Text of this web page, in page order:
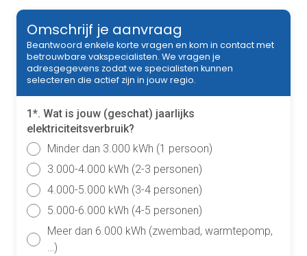
Omschrijf je aanvraag
Beantwoord enkele korte vragen en kom in contact met
betrouwbare vakspecialisten. We vragen je
adresgegevens zodat we specialisten kunnen
selecteren die actief zijn in jouw regio.
1*. Wat is jouw (geschat) jaarlijks
elektriciteitsverbruik?
Minder dan 3.000 kWh (1 persoon)
3.000-4.000 kWh (2-3 personen)
4.000-5.000 kWh (3-4 personen)
5.000-6.000 kWh (4-5 personen)
Meer dan 6.000 kWh (zwembad, warmtepomp,
…)